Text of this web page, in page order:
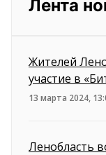
Лента
Жителей
участие в
13 марта 2024,
Ленобласть